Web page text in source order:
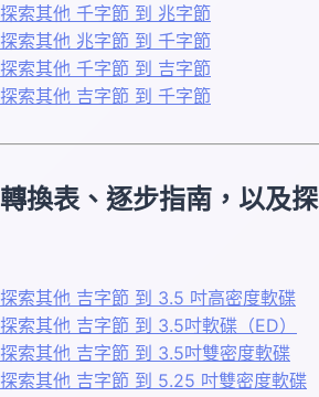
索其他 千字節 到 兆字節
索其他 兆字節 到 千字節
索其他 千字節 到 吉字節
索其他 吉字節 到 千字節
換表、逐步指南，以及探
索其他 吉字節 到 3.5 吋高密度軟碟
索其他 吉字節 到 3.5吋軟碟（ED）
索其他 吉字節 到 3.5吋雙密度軟碟
索其他 吉字節 到 5.25 吋雙密度軟碟